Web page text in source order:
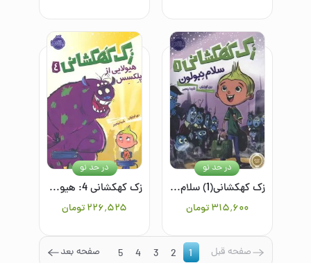
زک کهکشانی(1) سلام نبولون
۳۱۵٬۶۰۰ تومان
در حد نو
زک کهکشانی 4: هیولایی از پلکسس
۲۲۶٬۵۲۵تومان
در حد نو
صفحه قبل 1
2
3
4
5 صفحه بعد